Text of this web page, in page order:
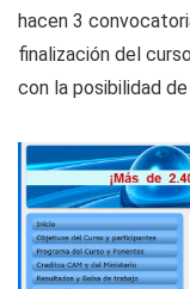
hacen 3
finalización del
con la posibilidad